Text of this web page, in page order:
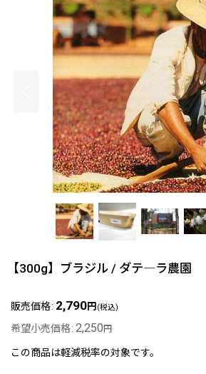
【300g】ブラジル / ダテ―ラ農園
販売価格: 2,790円 (税込)
希望小売価格: 2,250 円
この商品は軽減税率の対象です。